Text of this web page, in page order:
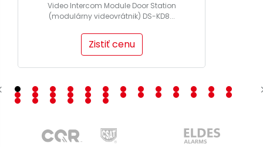
Video Intercom Module Door Station
(modulárny videovrátnik) DS-KD8...
Zistiť cenu